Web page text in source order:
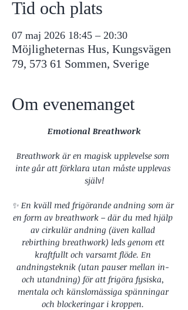
Tid och plats
07 maj 2026 18:45 – 20:30
Möjligheternas Hus, Kungsvägen
79, 573 61 Sommen, Sverige
Om evenemanget
Emotional Breathwork
Breathwork är en magisk upplevelse som
inte går att förklara utan måste upplevas
själv!
✨ En kväll med frigörande andning som är
en form av breathwork – där du med hjälp
av cirkulär andning (även kallad
rebirthing breathwork) leds genom ett
kraftfullt och varsamt flöde. En
andningsteknik (utan pauser mellan in-
och utandning) för att frigöra fysiska,
mentala och känslomässiga spänningar
och blockeringar i kroppen.